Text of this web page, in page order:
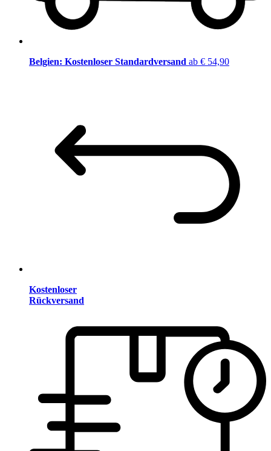
Belgien: Kostenloser Standardversand ab € 54,90
Kostenloser
Rückversand